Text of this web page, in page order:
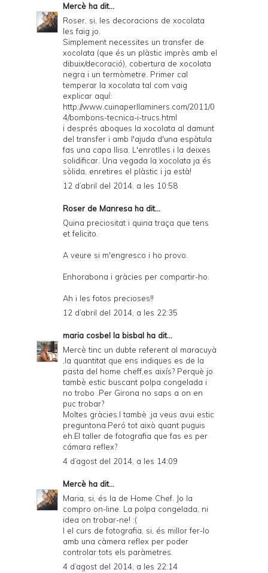
Mercè ha dit...
Roser, si, les decoracions de xocolata
les faig jo.
Simplement necessites un transfer de
xocolata (que és un plàstic imprès amb el
dibuix/decoració), cobertura de xocolata
negra i un termòmetre. Primer cal
temperar la xocolata tal com vaig
explicar aquí:
http://www.cuinaperllaminers.com/2011/0
4/bombons-tecnica-i-trucs.html
i després aboques la xocolata al damunt
del transfer i amb l'ajuda d'una espàtula
fas una capa llisa. L'enrotlles i la deixes
solidificar. Una vegada la xocolata ja és
sòlida, enretires el plàstic i ja està!
12 d’abril del 2014, a les 10:58
Roser de Manresa ha dit...
Quina preciositat i quina traça que tens
et felicito.
A veure si m'engresco i ho provo.
Enhorabona i gràcies per compartir-ho.
Ah i les fotos precioses!!
12 d’abril del 2014, a les 22:35
maria cosbel la bisbal ha dit...
Mercè tinc un dubte referent al maracuyà
,la quantitat que ens indiques es de la
pasta del home cheff,es aixís? Perquè jo
tambè estic buscant polpa congelada i
no trobo .Per Girona no saps a on en
puc trobar?
Moltes gràcies.I tambè ,ja veus avui estic
preguntona.Peró tot això quant puguis
eh.El taller de fotografia que fas es per
cámara reflex?
4 d’agost del 2014, a les 14:09
Mercè ha dit...
Maria, si, és la de Home Chef. Jo la
compro on-line. La polpa congelada, ni
idea on trobar-ne! :(
I el curs de fotografia, si, és millor fer-lo
amb una càmera reflex per poder
controlar tots els paràmetres.
4 d’agost del 2014, a les 22:14